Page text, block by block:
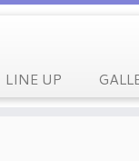
LINE UP